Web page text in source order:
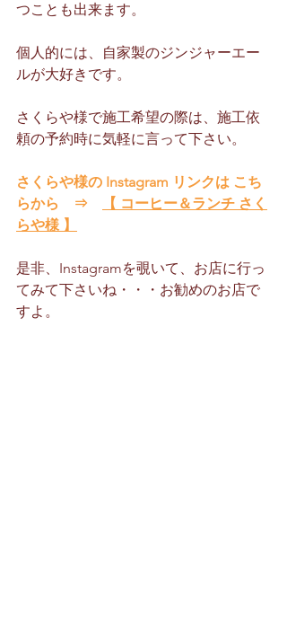
つことも出来ます。
個人的には、自家製のジンジャーエー
ルが大好きです。
さくらや様で施工希望の際は、施工依
頼の予約時に気軽に言って下さい。
さくらや様の Instagram リンクは こち
らから　⇒
【 コーヒー＆ランチ さく
らや様 】
是非、Instagramを覗いて、お店に行っ
てみて下さいね・・・お勧めのお店で
すよ。